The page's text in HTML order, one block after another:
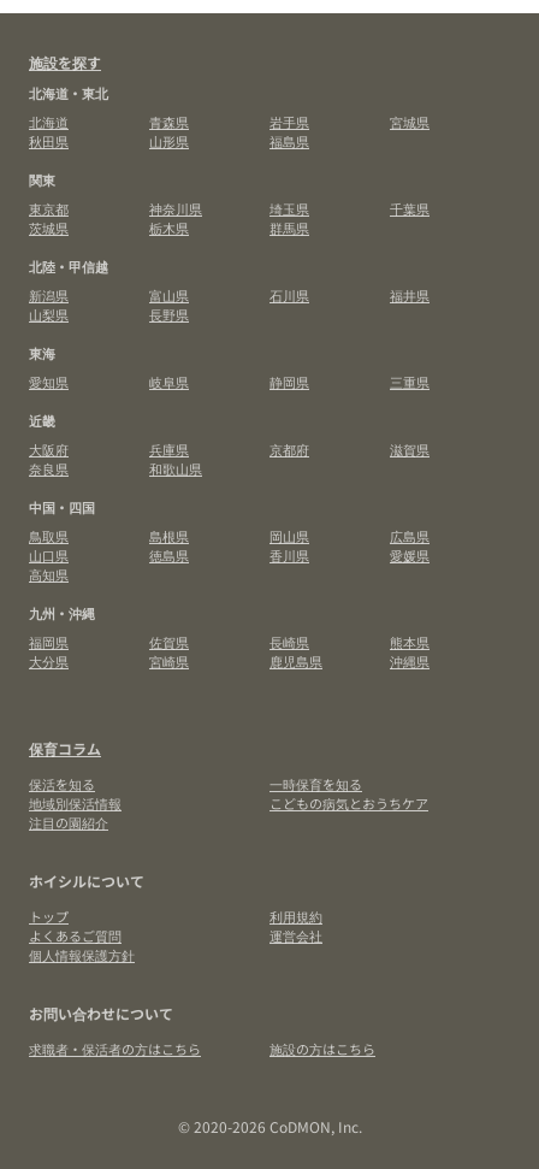
施設を探す
北海道・東北
北海道
青森県 岩手県
宮城県
秋田県
山形県
福島県
関東
東京都
神奈川県 埼玉県
千葉県
茨城県
栃木県
群馬県
北陸・甲信越
新潟県
富山県 石川県
福井県
山梨県
長野県
東海
愛知県
岐阜県 静岡県
三重県
近畿
大阪府
兵庫県 京都府
滋賀県
奈良県
和歌山県
中国・四国
鳥取県
島根県 岡山県
広島県
山口県
徳島県 香川県
愛媛県
高知県
九州・沖縄
福岡県
佐賀県 長崎県
熊本県
大分県
宮崎県 鹿児島県 沖縄県
保育コラム
保活を知る
一時保育を知る
地域別保活情報
こどもの病気とおうちケア
注目の園紹介
ホイシルについて
トップ
利用規約
よくあるご質問
運営会社
個人情報保護方針
お問い合わせについて
求職者・保活者の方はこちら 施設の方はこちら
© 2020-2026 CoDMON, Inc.